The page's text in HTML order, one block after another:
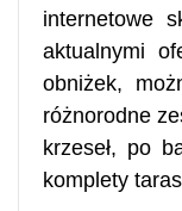
internetowe
aktualnymi
obniżek,
różnorodne
krzeseł, po
komplety